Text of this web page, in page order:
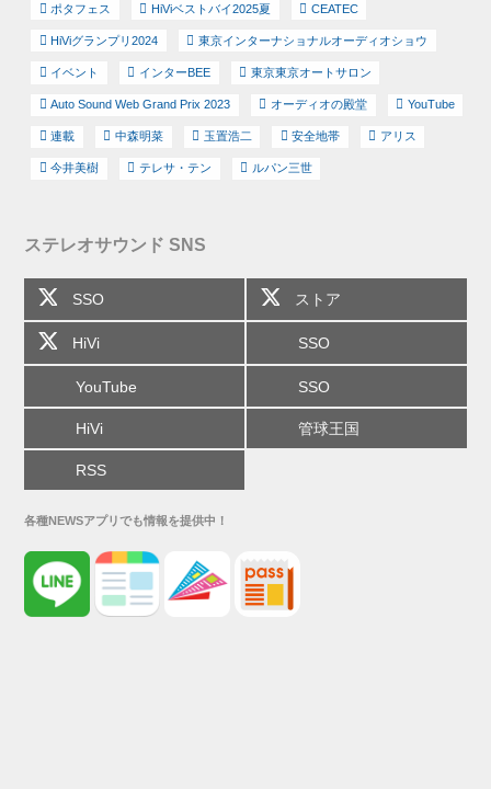
ポタフェス HiViベストバイ2025夏 CEATEC
HiViグランプリ2024 東京インターナショナルオーディオショウ
イベント インターBEE 東京東京オートサロン
Auto Sound Web Grand Prix 2023 オーディオの殿堂 YouTube
連載 中森明菜 玉置浩二 安全地帯 アリス
今井美樹 テレサ・テン ルパン三世
ステレオサウンド SNS
SSO ストア
HiVi SSO
YouTube SSO
HiVi 管球王国
RSS
各種NEWSアプリでも情報を提供中！